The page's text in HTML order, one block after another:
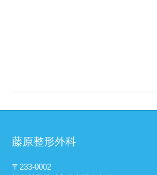
藤原整形外科
〒233-0002